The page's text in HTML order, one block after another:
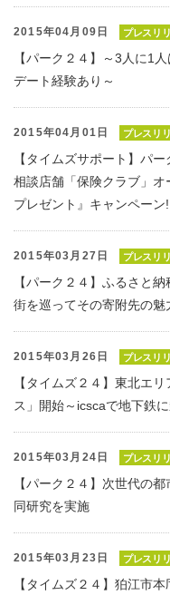
2015年04月09日 プレスリ
【パーク２４】～3人に1
デート経験あり～
2015年04月01日 プレスリ
【タイムズサポート】パ
相談店舗「保険クラブ」
プレゼント』キャンペーン
2015年03月27日 プレスリ
【パーク２４】ふるさと
街を巡ってその寄附先の魅
2015年03月26日 プレスリ
【タイムズ２４】東北エ
ス」開始～icscaで地下鉄
2015年03月24日 プレスリ
【パーク２４】次世代の
同研究を実施
2015年03月23日 プレスリ
【タイムズ２４】狛江市